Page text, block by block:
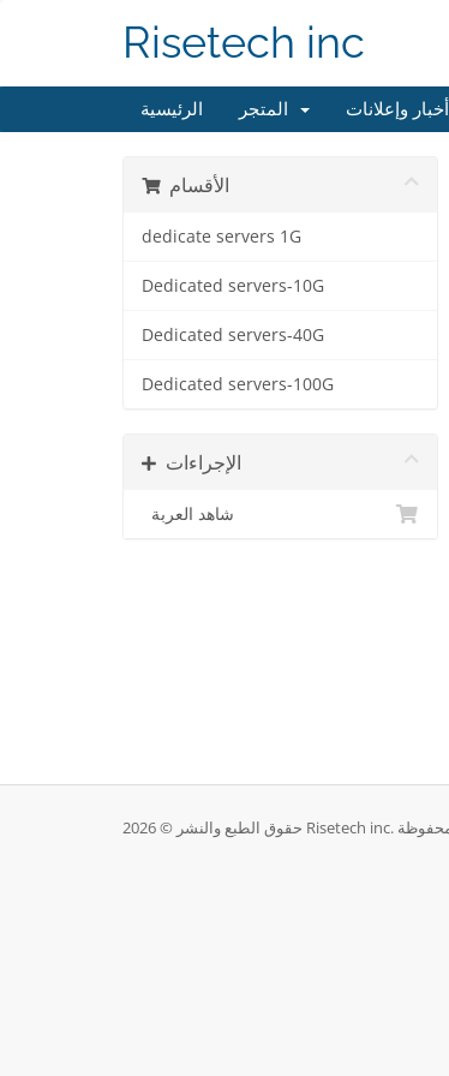
Risetech inc
الرئيسية أخبار وإعلانات
الأقسام
dedicate servers 1G
Dedicated servers-10G
Dedicated servers-40G
Dedicated servers-100G
الإجراءات
شاهد العربة